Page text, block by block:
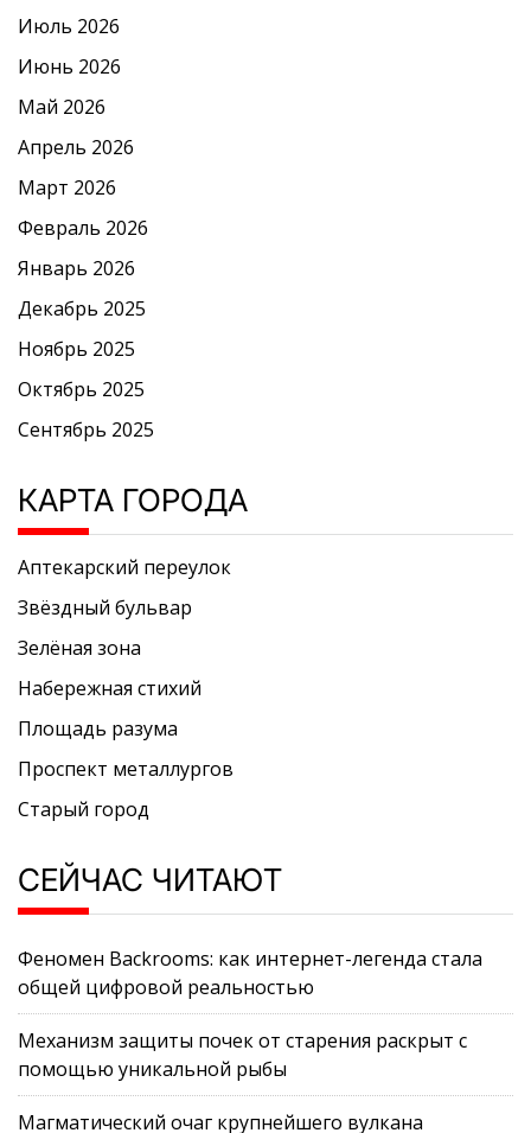
Июль 2026
Июнь 2026
Май 2026
Апрель 2026
Март 2026
Февраль 2026
Январь 2026
Декабрь 2025
Ноябрь 2025
Октябрь 2025
Сентябрь 2025
КАРТА ГОРОДА
Аптекарский переулок
Звёздный бульвар
Зелёная зона
Набережная стихий
Площадь разума
Проспект металлургов
Старый город
СЕЙЧАС ЧИТАЮТ
Феномен Backrooms: как интернет-легенда стала
общей цифровой реальностью
Механизм защиты почек от старения раскрыт с
помощью уникальной рыбы
Магматический очаг крупнейшего вулкана